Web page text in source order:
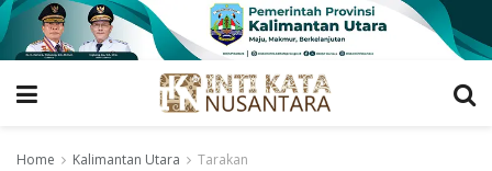
Home Kalimantan Utara Tarakan